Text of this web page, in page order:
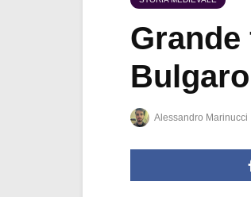
Alessandro Marinucci